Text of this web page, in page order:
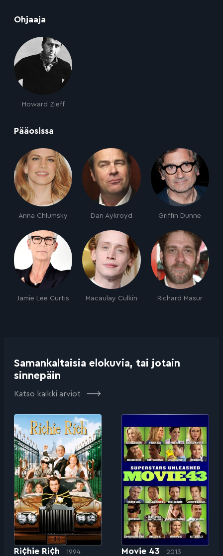
Ohjaaja
Howard Zieff
Pääosissa
Anna Chlumsky Dan Aykroyd Griffin Dunne
Jamie Lee Curtis Macaulay Culkin Richard Masur
Samankaltaisia elokuvia, tai jotain
sinnepäin
Katso kaikki arviot
Ri¢hie Ri¢h 1994 Movie 43 2013